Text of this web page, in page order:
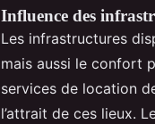
Influence des
Les infrastructures
mais aussi le confort
services de location
l’attrait de ces lieux.